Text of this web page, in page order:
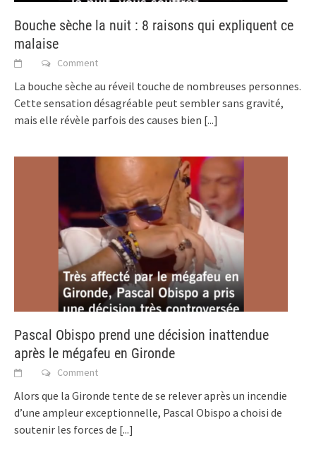
Bouche sèche la nuit : 8 raisons qui expliquent ce
malaise
Comment
La bouche sèche au réveil touche de nombreuses personnes.
Cette sensation désagréable peut sembler sans gravité,
mais elle révèle parfois des causes bien [...]
Pascal Obispo prend une décision inattendue
après le mégafeu en Gironde
Comment
Alors que la Gironde tente de se relever après un incendie
d’une ampleur exceptionnelle, Pascal Obispo a choisi de
soutenir les forces de [...]